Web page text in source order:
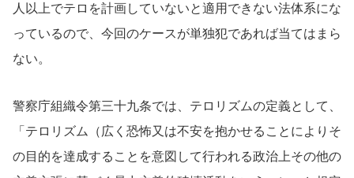
人以上でテロを計画していないと適用できない法体系にな
っているので、今回のケースが単独犯であれば当てはまら
ない。
警察庁組織令第三十九条では、テロリズムの定義として、
「テロリズム（広く恐怖又は不安を抱かせることによりそ
の目的を達成することを意図して行われる政治上その他の